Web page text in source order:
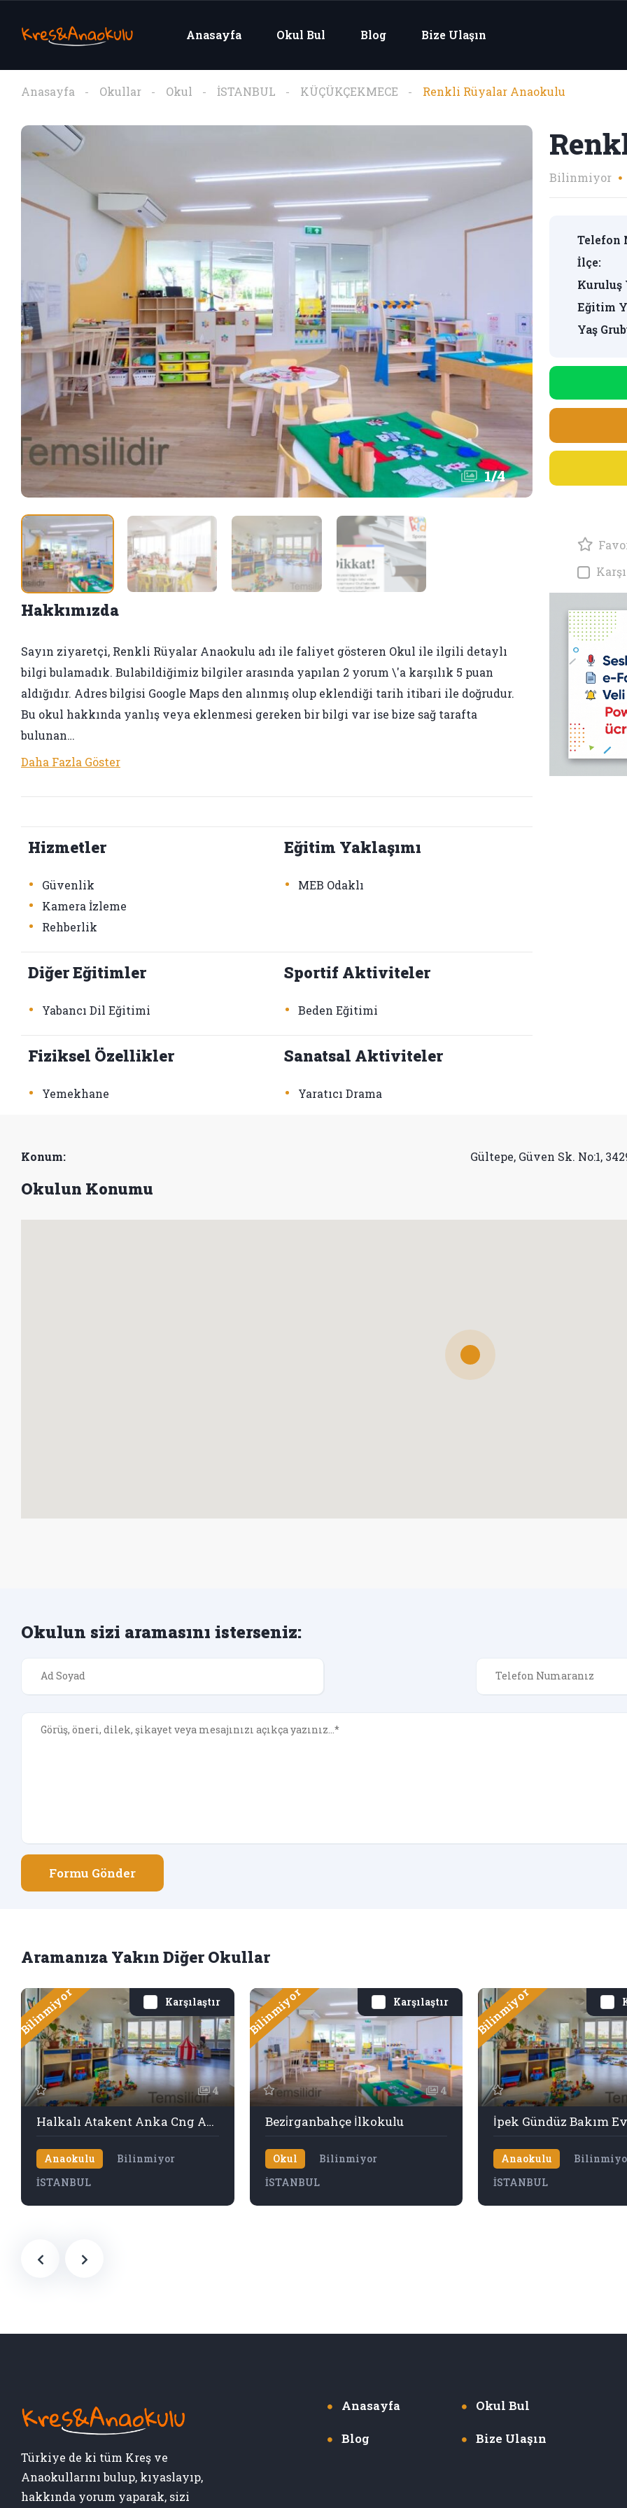
Anasayfa Okul Bul Blog Bize Ulaşın
Anasayfa Okullar Okul İSTANBUL KÜÇÜKÇEKMECE Renkli Rüyalar Anaokulu
1/4
Hakkımızda
Sayın ziyaretçi, Renkli Rüyalar Anaokulu adı ile faliyet gösteren Okul ile ilgili detaylı
bilgi bulamadık. Bulabildiğimiz bilgiler arasında yapılan 2 yorum \'a karşılık 5 puan
aldığıdır. Adres bilgisi Google Maps den alınmış olup eklendiği tarih itibari ile doğrudur.
Bu okul hakkında yanlış veya eklenmesi gereken bir bilgi var ise bize sağ tarafta
bulunan…
Daha Fazla Göster
Hizmetler
• Güvenlik
• Kamera İzleme
• Rehberlik
Eğitim Yaklaşımı
• MEB Odaklı
Diğer Eğitimler
• Yabancı Dil Eğitimi
Sportif Aktiviteler
• Beden Eğitimi
Fiziksel Özellikler
• Yemekhane
Sanatsal Aktiviteler
• Yaratıcı Drama
Bilinmiyor
Telefon
İlçe:
Kuruluş
Eğitim
Yaş
Konum: Gültepe, Güven Sk. No:1,
Okulun Konumu
Okulun sizi aramasını isterseniz:
Formu Gönder
Aramanıza Yakın Diğer Okullar
Karşılaştır
Bilinmiyor
4
Halkalı Atakent Anka Cng Anaokulu
Anaokulu
Bilinmiyor
İSTANBUL
Karşılaştır
Bilinmiyor
4
Bezi̇rganbahçe İlkokulu
Okul
Bilinmiyor
İSTANBUL
Bilinmiyor
İpek Gündüz Bakım
Anaokulu
İSTANBUL
Türkiye de ki tüm Kreş ve
Anaokullarını bulup, kıyaslayıp,
hakkında yorum yaparak, sizi
Anasayfa Okul Bul
Blog Bize Ulaşın